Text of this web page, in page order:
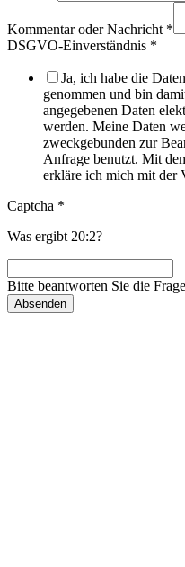
Kommentar oder Nachricht *
DSGVO-Einverständnis *
Ja, ich habe die
genommen und bin
angegebenen Daten
werden. Meine Daten
zweckgebunden zur
Anfrage benutzt. Mit
erkläre ich mich mit der
Captcha *
Was ergibt 20:2?
Bitte beantworten Sie die
Absenden